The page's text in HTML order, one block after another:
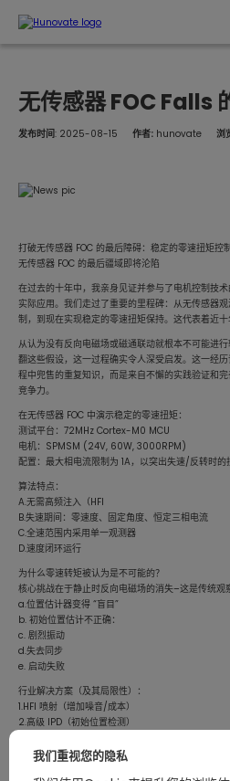
无传感器 FOC Falls
发布时间: 2025-08-15 作者: hunovate 浏
打破无传感器 FOC 的最后障碍：稳定的零速扭矩控
无传感器 FOC 的最后疆域即将沦陷
在过去的十年中，我亲身见证并参与了电机控制技
实际应用。我们走过了重要的里程碑：从无传感器
制，到现在实现稳定的零速扭矩保持。这代表着近十
从认为没有反向电磁场或磁通联动就根本不可能进
翻这些假设，这一过程确实令人深受启发。这一经
程中兜售的重复知识，而是来自不懈的实践验证和
竞争力。
在无传感器 FOC 中演示稳定的零速扭矩：
测试平台：72MHz Cortex-M0 MCU
电机：SPMSM (24V, 60W, 3000RPM)
配置：最大相电流限制为 1A，以突出失速/反转时的
算法特点：
A.无需高频注入（HFI
B.失速期间：零速度、固定角度、恒定三相电流
C.全速范围内采用单一观测器
D.速度闭环运行
为什么零速转矩被认为是不可能的？
核心挑战在于静止时反向电磁场的消失–这是传统观
a.位置估计器变得 “盲目”
b. 初始位置估计不正确：
c. 剧烈振动
d.失去同步
e. 启动失败
行业解决方案（及其局限性）：
1.HFI 喷射（增加噪音/成本）
2.高级 IPD（初始位置检测）
结论
零速扭矩稳定性的突破标志着无传感器 FOC 进入了
我们重视您的隐私